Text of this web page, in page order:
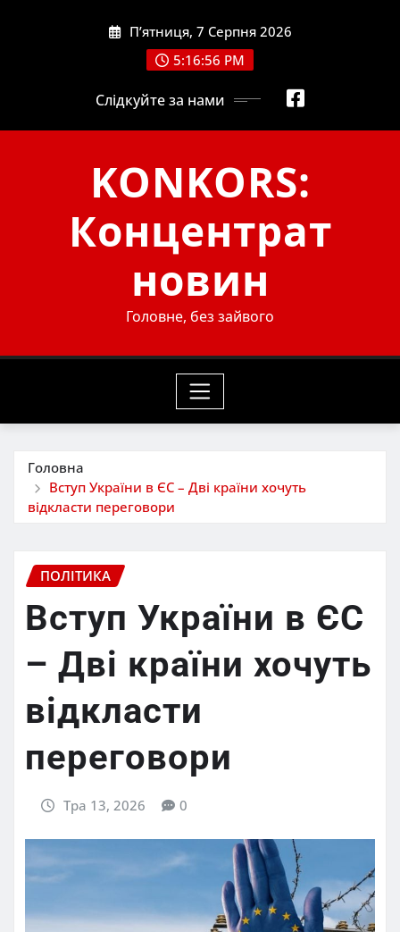
П’ятниця, 7 Серпня 2026
5:16:58 PM
Слідкуйте за нами
KONKORS:
Концентрат
новин
Головне, без зайвого
Головна
Вступ України в ЄС – Дві країни хочуть
відкласти переговори
ПОЛІТИКА
Вступ України в ЄС
– Дві країни хочуть
відкласти
переговори
Тра 13, 2026 0